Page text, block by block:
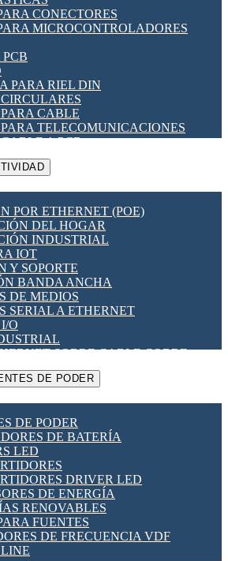
PANEL
RELÉ
FIN DE CARRERA
ENERGÍA Y TC'S DE CORRIENTE
A PASO
LÓGICO PROGRAMABLES
DE HORARIO
FRECUENCIA [VDF]
- INTERRUPTORES
CONECTORES
MICROCONTROLADORES
PARA RIEL DIN
CABLE
TELECOMUNICACIONES
A PCB
A CABLE
VARIAS
REED
RELÉ
SÓLIDO SSR
DE POTENCIA
DE CABLE
POR ETHERNET (POE)
DEL HOGAR
INDUSTRIAL
IOT
Y SOPORTE
BANDA ANCHA
DE MEDIOS
SERIAL A ETHERNET
O
SOBRE CABLE COBRE
IOT
WIFI
CELULAR
REDES
(CCTV)
DE PODER
DE PODER
DE BATERÍA
LED
DRIVER LED
DE ENERGÍA
RENOVABLES
FUENTES
DE FRECUENCIA VDF